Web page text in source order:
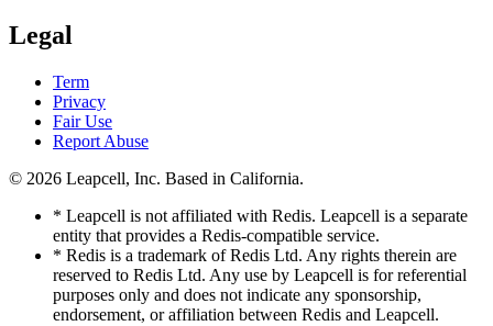
Legal
Term
Privacy
Fair Use
Report Abuse
© 2026 Leapcell, Inc. Based in California.
* Leapcell is not affiliated with Redis. Leapcell is a separate
entity that provides a Redis-compatible service.
* Redis is a trademark of Redis Ltd. Any rights therein are
reserved to Redis Ltd. Any use by Leapcell is for referential
purposes only and does not indicate any sponsorship,
endorsement, or affiliation between Redis and Leapcell.